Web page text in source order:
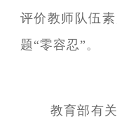
评价教师队伍
题“零容忍”。
教育部有